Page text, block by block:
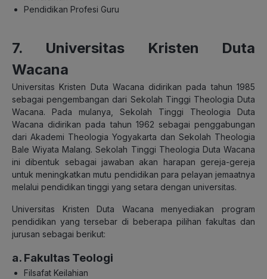
Pendidikan Profesi Guru
7. Universitas Kristen Duta
Wacana
Universitas Kristen Duta Wacana didirikan pada tahun 1985
sebagai pengembangan dari Sekolah Tinggi Theologia Duta
Wacana. Pada mulanya, Sekolah Tinggi Theologia Duta
Wacana didirikan pada tahun 1962 sebagai penggabungan
dari Akademi Theologia Yogyakarta dan Sekolah Theologia
Bale Wiyata Malang. Sekolah Tinggi Theologia Duta Wacana
ini dibentuk sebagai jawaban akan harapan gereja-gereja
untuk meningkatkan mutu pendidikan para pelayan jemaatnya
melalui pendidikan tinggi yang setara dengan universitas.
Universitas Kristen Duta Wacana menyediakan program
pendidikan yang tersebar di beberapa pilihan fakultas dan
jurusan sebagai berikut:
a. Fakultas Teologi
Filsafat Keilahian